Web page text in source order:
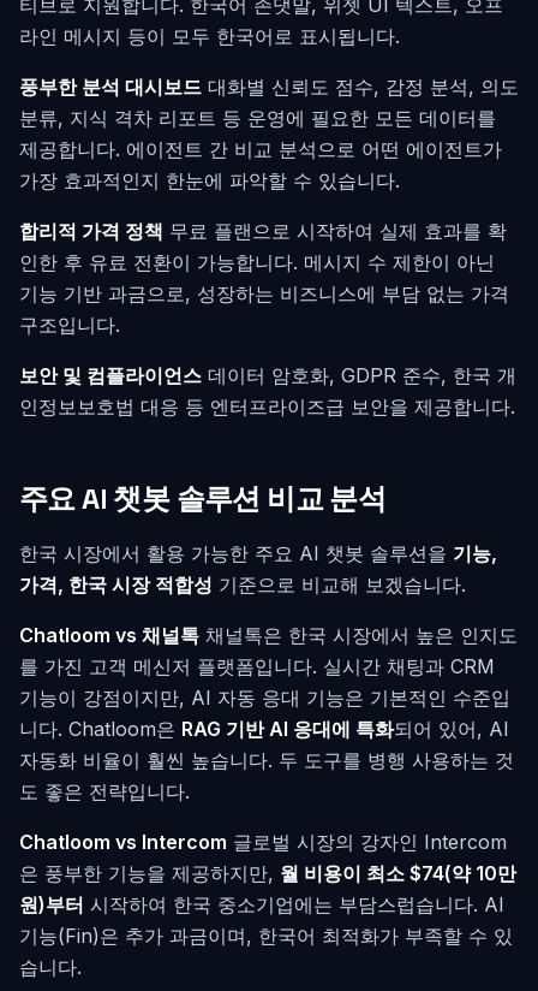
라인 메시지 등이 모두 한국어로 표시됩니다.
풍부한 분석 대시보드 대화별 신뢰도 점수, 감정 분석, 의도
분류, 지식 격차 리포트 등 운영에 필요한 모든 데이터를
제공합니다. 에이전트 간 비교 분석으로 어떤 에이전트가
가장 효과적인지 한눈에 파악할 수 있습니다.
합리적 가격 정책 무료 플랜으로 시작하여 실제 효과를 확
인한 후 유료 전환이 가능합니다. 메시지 수 제한이 아닌
기능 기반 과금으로, 성장하는 비즈니스에 부담 없는 가격
구조입니다.
보안 및 컴플라이언스 데이터 암호화, GDPR 준수, 한국 개
인정보보호법 대응 등 엔터프라이즈급 보안을 제공합니다.
주요 AI 챗봇 솔루션 비교 분석
한국 시장에서 활용 가능한 주요 AI 챗봇 솔루션을 기능,
가격, 한국 시장 적합성 기준으로 비교해 보겠습니다.
Chatloom vs 채널톡 채널톡은 한국 시장에서 높은 인지도
를 가진 고객 메신저 플랫폼입니다. 실시간 채팅과 CRM
기능이 강점이지만, AI 자동 응대 기능은 기본적인 수준입
니다. Chatloom은 RAG 기반 AI 응대에 특화되어 있어, AI
자동화 비율이 훨씬 높습니다. 두 도구를 병행 사용하는 것
도 좋은 전략입니다.
Chatloom vs Intercom 글로벌 시장의 강자인 Intercom
은 풍부한 기능을 제공하지만, 월 비용이 최소 $74(약 10만
원)부터 시작하여 한국 중소기업에는 부담스럽습니다. AI
기능(Fin)은 추가 과금이며, 한국어 최적화가 부족할 수 있
습니다.